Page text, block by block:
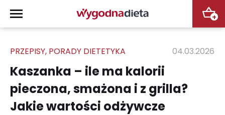
+
PRZEPISY, PORADY DIETETYKA 04.03.2026
Kaszanka – ile ma kalorii
pieczona, smażona i z grilla?
Jakie wartości odżywcze